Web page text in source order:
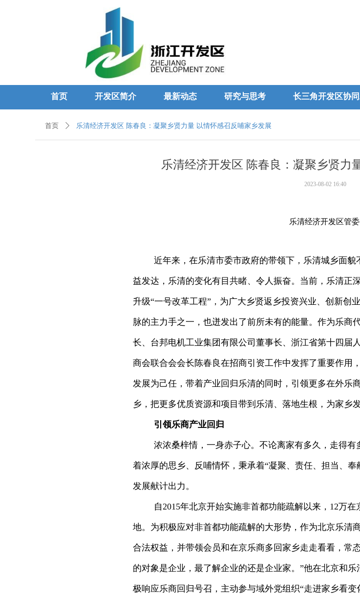
首页 开发区简介 最新动态 研究与思考 长三角开发区协
乐清经济开发区 陈春良：凝聚乡贤力
乐清经济开发区管
近年来，在乐清市委市政府的带领下，乐清城乡面
益发达，乐清的变化有目共睹、令人振奋。当前，乐清正
升级“一号改革工程”，为广大乡贤返乡投资兴业、创新创
脉的主力手之一，也迸发出了前所未有的能量。作为乐商
长、台邦电机工业集团有限公司董事长、浙江省第十四届
商会联合会会长陈春良在招商引资工作中发挥了重要作用
发展为己任，带着产业回归乐清的同时，引领更多在外乐
乡，把更多优质资源和项目带到乐清、落地生根，为家乡
引领乐商产业回归
浓浓桑梓情，一身赤子心。不论离家有多久，走得
着浓厚的思乡、反哺情怀，秉承着“凝聚、责任、担当、
发展献计出力。
自2015年北京开始实施非首都功能疏解以来，12万
地。为积极应对非首都功能疏解的大形势，作为北京乐清
合法权益，并带领会员和在京乐商多回家乡走走看看，常
的对象是企业，最了解企业的还是企业家。”他在北京和
极响应乐商回归号召，主动参与域外党组织“走进家乡看
首页 ꄲ 乐清经济开发区 陈春良：凝聚乡贤力量 以情怀感召反哺家乡发展
2023-08-02 16:40